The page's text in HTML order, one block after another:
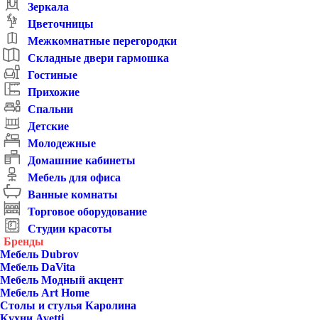
Зеркала
Цветочницы
Межкомнатные перегородки
Складные двери гармошка
Гостиные
Прихожие
Спальни
Детские
Молодежные
Домашние кабинеты
Мебель для офиса
Ванные комнаты
Торговое оборудование
Студии красоты
Бренды
Мебель Dubrov
Мебель DaVita
Мебель Модный акцент
Мебель Art Home
Столы и стулья Каролина